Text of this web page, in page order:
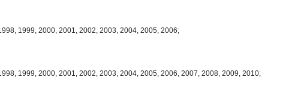
1999, 2000, 2001, 2002, 2003, 2004, 2005, 2006;
1999, 2000, 2001, 2002, 2003, 2004, 2005, 2006, 2007, 2008, 2009, 2010;